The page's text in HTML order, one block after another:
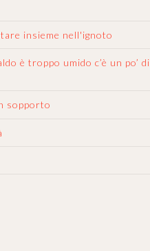
insieme nell'ignoto
è troppo umido c’è un po’ di
sopporto